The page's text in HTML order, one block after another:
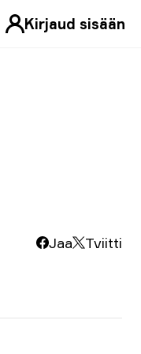
Kirjaud sisään
Jaa Tviitti